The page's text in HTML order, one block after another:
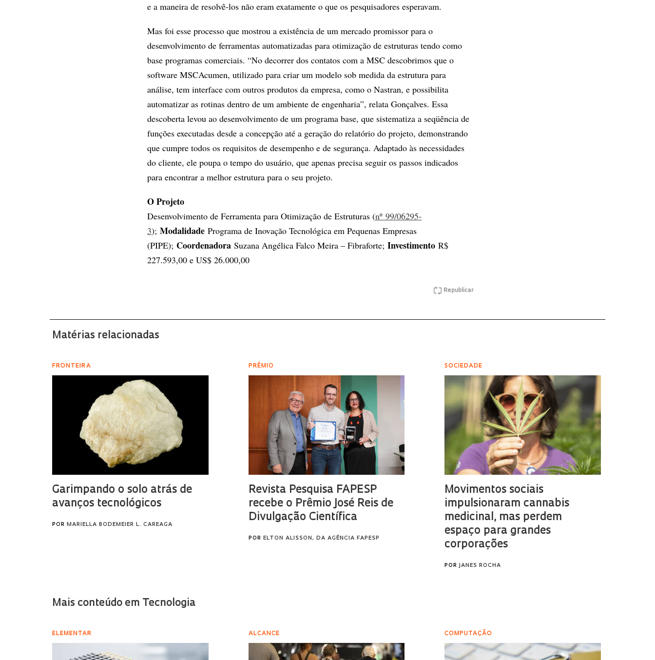
e a maneira de resolvê-los não eram exatamente o que os pesquisadores esperavam.
Mas foi esse processo que mostrou a existência de um mercado promissor para o
desenvolvimento de ferramentas automatizadas para otimização de estruturas tendo como
base programas comerciais. “No decorrer dos contatos com a MSC descobrimos que o
software MSCAcumen, utilizado para criar um modelo sob medida da estrutura para
análise, tem interface com outros produtos da empresa, como o Nastran, e possibilita
automatizar as rotinas dentro de um ambiente de engenharia”, relata Gonçalves. Essa
descoberta levou ao desenvolvimento de um programa base, que sistematiza a seqüência de
funções executadas desde a concepção até a geração do relatório do projeto, demonstrando
que cumpre todos os requisitos de desempenho e de segurança. Adaptado às necessidades
do cliente, ele poupa o tempo do usuário, que apenas precisa seguir os passos indicados
para encontrar a melhor estrutura para o seu projeto.
O Projeto
Desenvolvimento de Ferramenta para Otimização de Estruturas (nº 99/06295-
3); Modalidade Programa de Inovação Tecnológica em Pequenas Empresas
(PIPE); Coordenadora Suzana Angélica Falco Meira – Fibraforte; Investimento R$
227.593,00 e US$ 26.000,00
Republicar